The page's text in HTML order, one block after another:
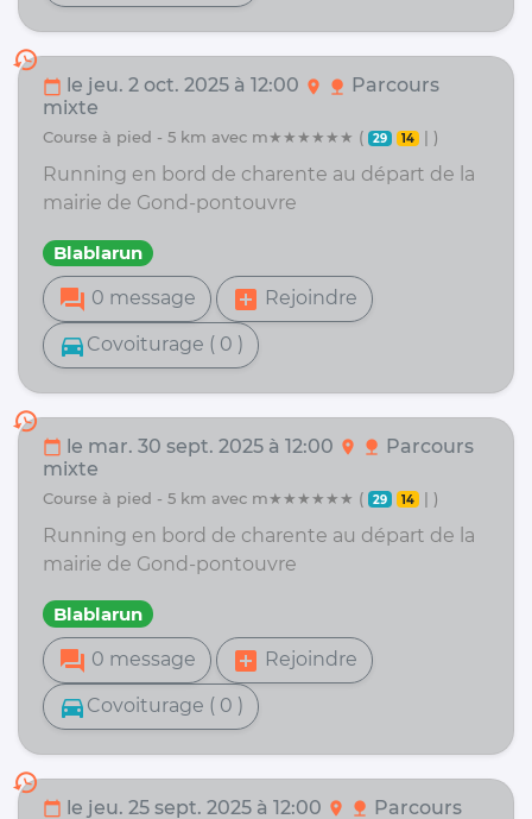
history
calendar_today le jeu. 2 oct. 2025 à 12:00 location_on nature Parcours
mixte
course à pied - 5 km avec m★★★★★★ ( 29 14 | )
Running en bord de charente au départ de la
mairie de Gond-pontouvre
Blablarun
forum 0 message add_box Rejoindre
directions_car Covoiturage ( 0 )
history
calendar_today le mar. 30 sept. 2025 à 12:00 location_on nature Parcours
mixte
course à pied - 5 km avec m★★★★★★ ( 29 14 | )
Running en bord de charente au départ de la
mairie de Gond-pontouvre
Blablarun
forum 0 message add_box Rejoindre
directions_car Covoiturage ( 0 )
history
calendar_today le jeu. 25 sept. 2025 à 12:00 location_on nature Parcours